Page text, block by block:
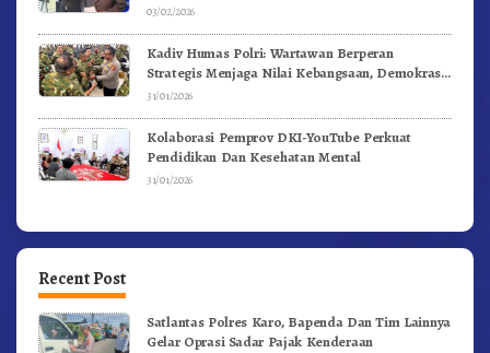
03/02/2026
Kadiv Humas Polri: Wartawan Berperan
Strategis Menjaga Nilai Kebangsaan, Demokrasi,
dan NKRI
31/01/2026
Kolaborasi Pemprov DKI-YouTube Perkuat
Pendidikan Dan Kesehatan Mental
31/01/2026
Recent Post
Satlantas Polres Karo, Bapenda Dan Tim Lainnya
Gelar Oprasi Sadar Pajak Kenderaan